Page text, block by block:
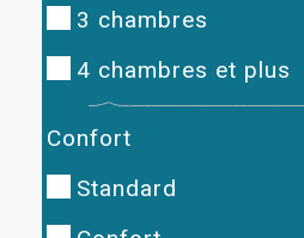
3 chambres
4 chambres et plus
Confort
Standard